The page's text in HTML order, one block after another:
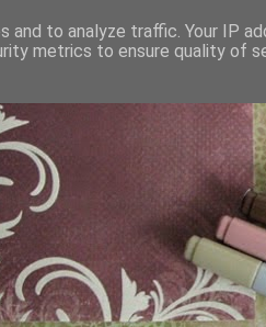
to analyze traffic. Your IP
metrics to ensure quality of